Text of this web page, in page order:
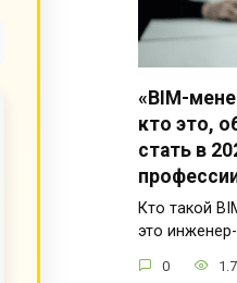
«BIM-
кто это,
стать в
Кто такой
это
0